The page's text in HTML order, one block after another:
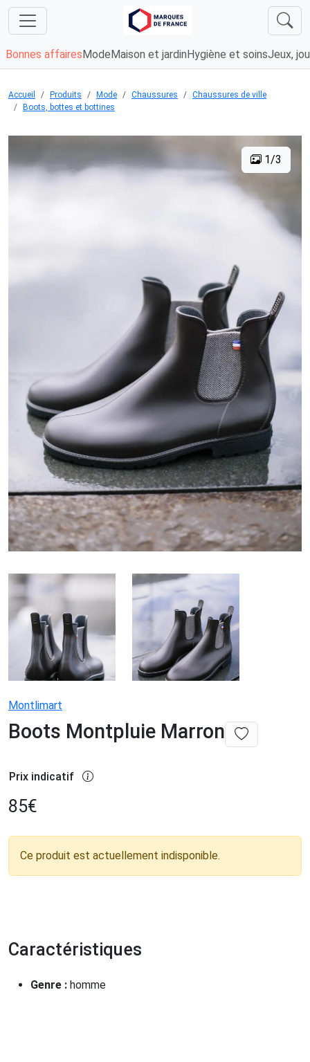
Bonnes affaires Mode Maison et jardin Hygiène et soinsJeux,
Accueil Produits Mode Chaussures
Chaussures de ville
Boots, bottes et bottines
1/3
Montlimart
Boots Montpluie Marron
Prix indicatif
85€
Ce produit est actuellement indisponible.
Caractéristiques
Genre : homme